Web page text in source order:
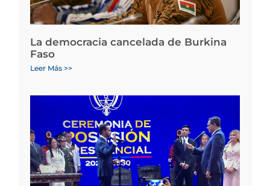
La democracia cancelada de Burkina
Faso
Leer Más >>